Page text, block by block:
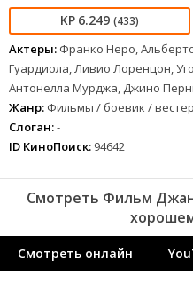
6.249 (433)
Актеры: Франко Неро,
Гуардиола, Ливио Лоренцон,
Антонелла Мурджа, Джино
Жанр: Фильмы / боевик /
Слоган:-
ID КиноПоиск: 94642
Смотреть Фильм
Смотреть онлайн